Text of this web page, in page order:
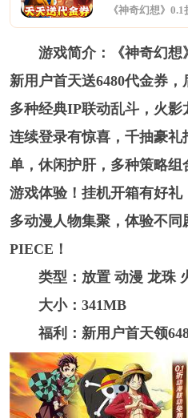
游戏简介：《神奇幻想
新用户首天送6480代金券，
多种经典IP联动乱斗，火影
连续登录有惊喜，千抽豪
单，休闲护肝，多种策略
游戏体验！挂机开箱有好
多动漫人物集聚，体验不
PIECE！
类型：放置 动漫 龙珠
大小：341MB
福利：新用户首天领